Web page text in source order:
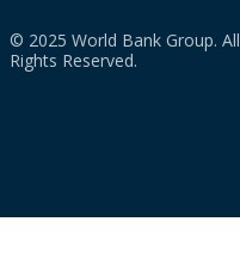
© 2025 World Bank Group. All
Rights Reserved.